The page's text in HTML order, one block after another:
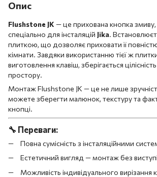
Опис
Flushstone JK — це прихована кнопка
спеціально для інсталяцій Jika.
плиткою, що дозволяє приховати її повністю
кімнати. Завдяки використанню тієї ж
виготовлення клавіш, зберігається
простору.
Монтаж Flushstone JK — це не лише
можете зберегти малюнок, текстуру та
кнопці.
🔧 Переваги:
Повна сумісність з інсталяційними
Естетичний вигляд — монтаж без
Можливість індивідуального вирізання